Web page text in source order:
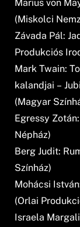
Marius von
(Miskolci
Závada Pál:
Produkciós
Mark Twain:
kalandjai –
(Magyar
Egressy
Népház)
Berg Judit:
Színház)
Mohácsi
(Orlai
Israela